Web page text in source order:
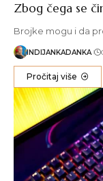
Zbog čega se
Brojke mogu i da
INDIJANKADANKA
Pročitaj više